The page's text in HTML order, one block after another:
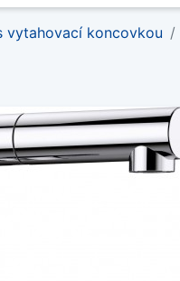
vytahovací koncovkou